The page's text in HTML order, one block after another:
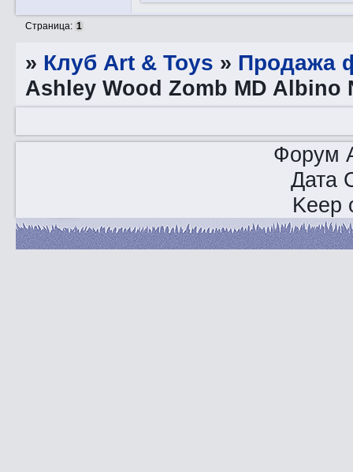
Страница: 1
» Клуб Art & Toys » Продажа
Ashley Wood Zomb MD Albino
Форум
Дата
Keep